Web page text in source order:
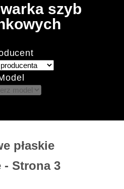
szyb
płaskie
- Strona 3